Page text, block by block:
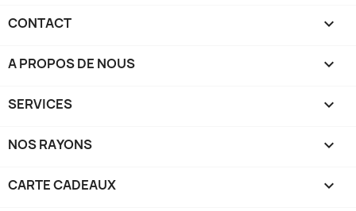
CONTACT 
A PROPOS DE NOUS 
SERVICES 
NOS RAYONS 
CARTE CADEAUX 